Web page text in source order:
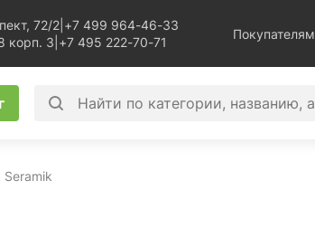
72/2 +7 499 964-46-33
корп. 3 +7 495 222-70-71
Покупателям
Seramik